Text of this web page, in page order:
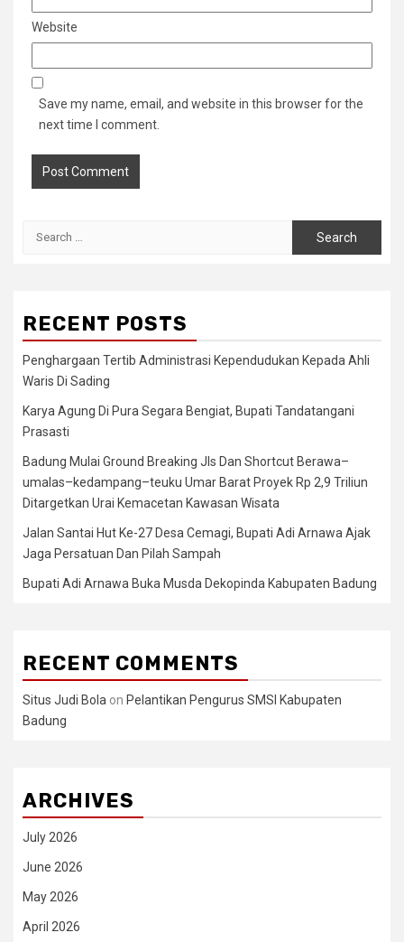
Website
Save my name, email, and website in this browser for the
next time I comment.
RECENT POSTS
Penghargaan Tertib Administrasi Kependudukan Kepada Ahli
Waris Di Sading
Karya Agung Di Pura Segara Bengiat, Bupati Tandatangani
Prasasti
Badung Mulai Ground Breaking Jls Dan Shortcut Berawa–
umalas–kedampang–teuku Umar Barat Proyek Rp 2,9 Triliun
Ditargetkan Urai Kemacetan Kawasan Wisata
Jalan Santai Hut Ke-27 Desa Cemagi, Bupati Adi Arnawa Ajak
Jaga Persatuan Dan Pilah Sampah
Bupati Adi Arnawa Buka Musda Dekopinda Kabupaten Badung
RECENT COMMENTS
Situs Judi Bola on Pelantikan Pengurus SMSI Kabupaten
Badung
ARCHIVES
July 2026
June 2026
May 2026
April 2026